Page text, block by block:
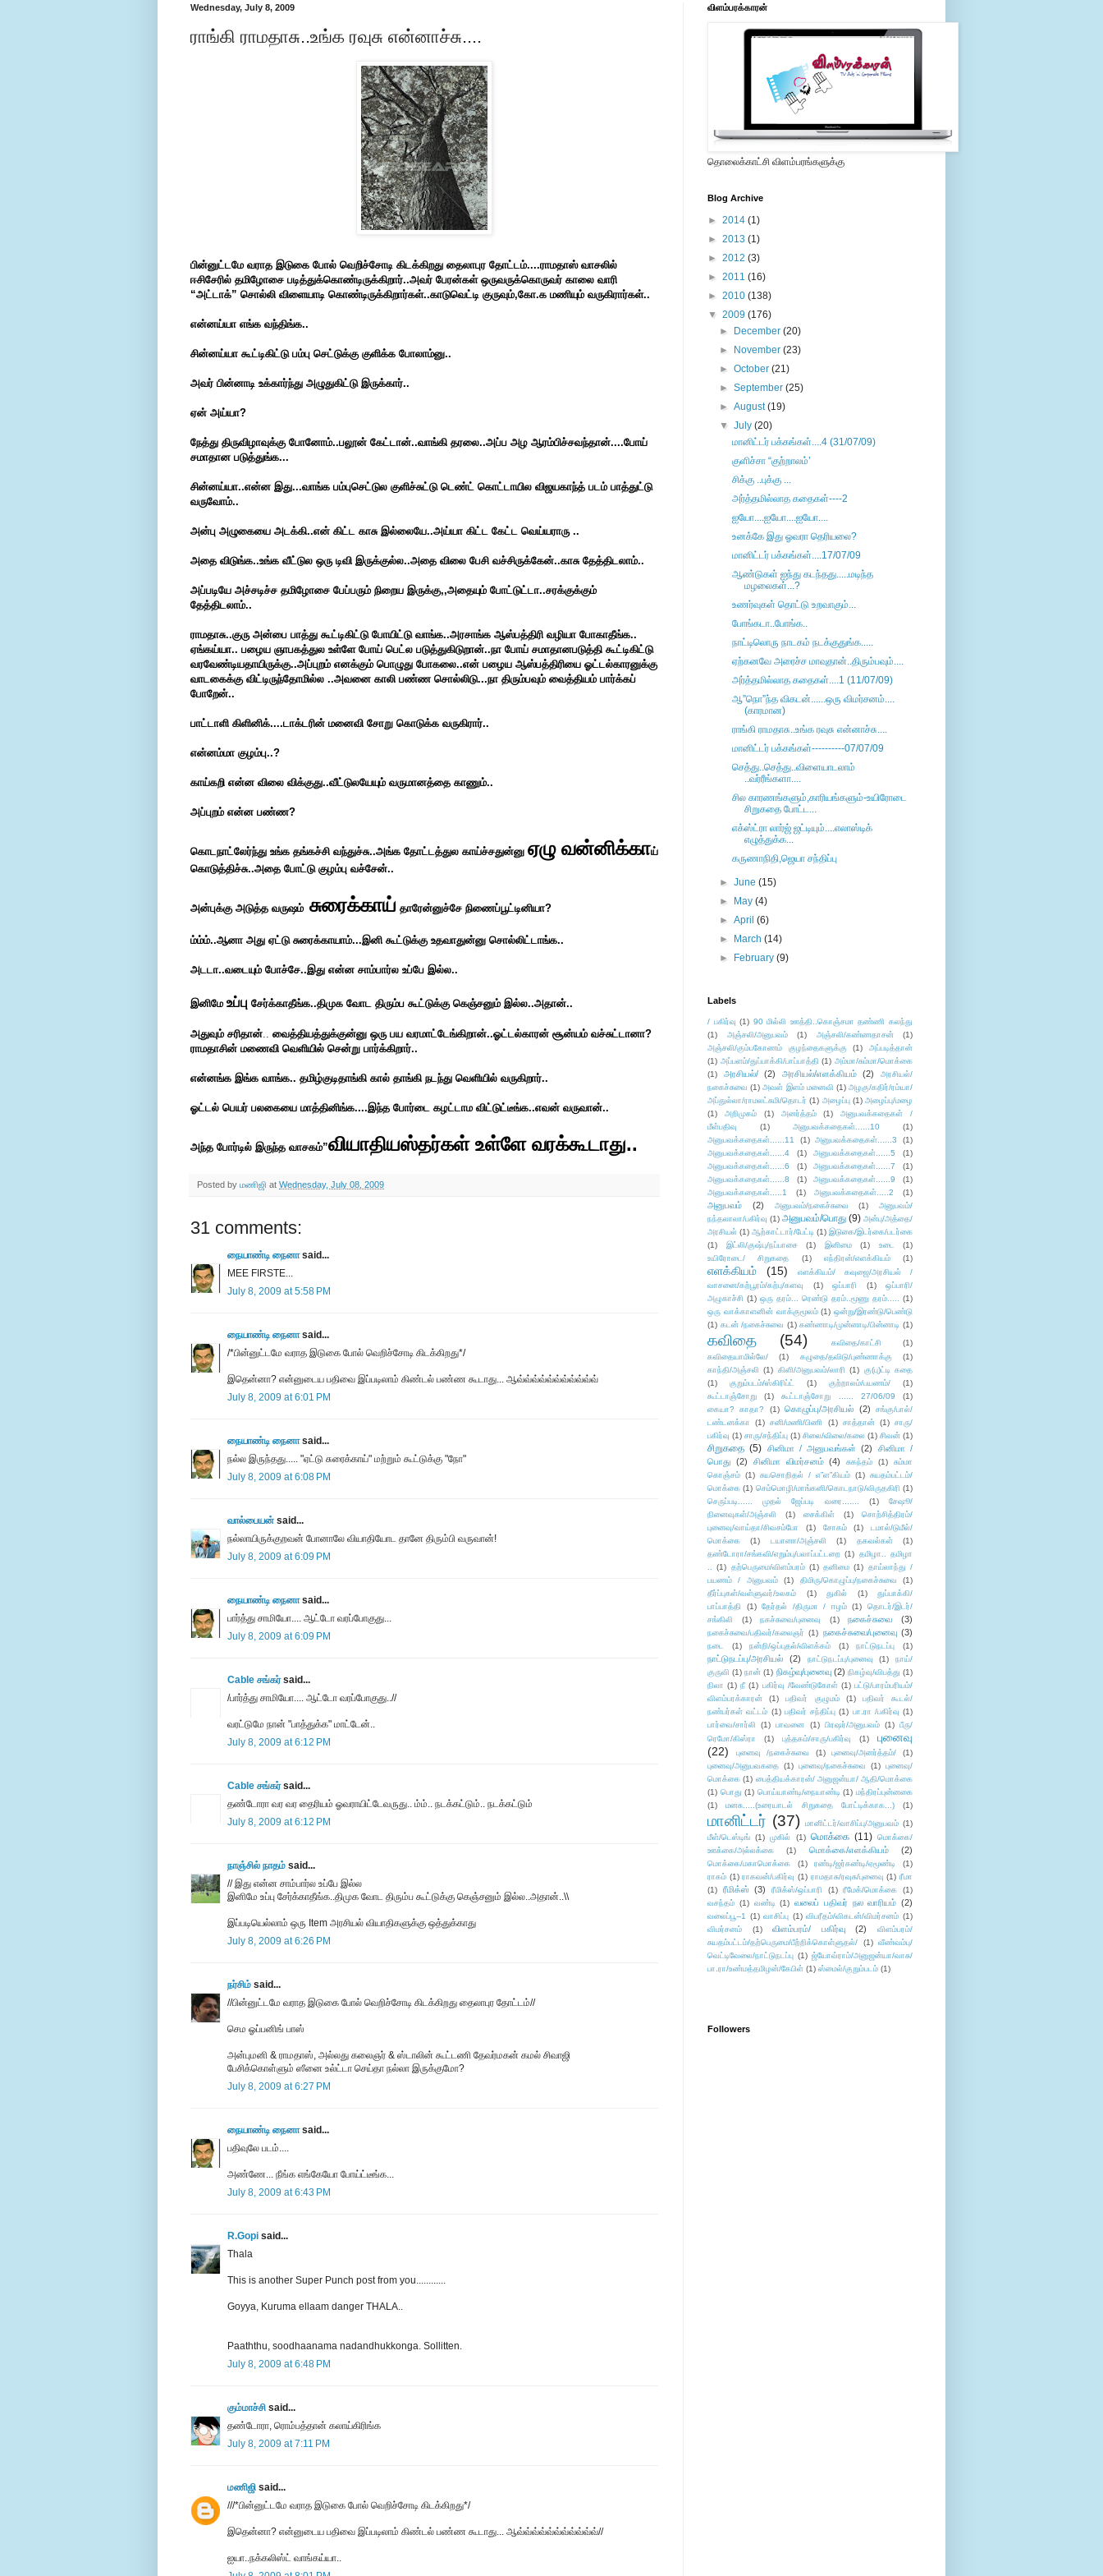
Wednesday, July 8, 2009
ராங்கி ராமதாசு..உங்க ரவுசு என்னாச்சு....
பின்னுட்டமே வராத இடுகை போல் வெறிச்சோடி கிடக்கிறது தைலாபுர தோட்டம்....ராமதாஸ் வாசலில்
ஈசிசேரில் தமிழோசை படித்துக்கொண்டிருக்கிறார்..அவர் பேரன்கள் ஒருவருக்கொருவர் காலை வாரி
“அட்டாக்” சொல்லி விளையாடி கொண்டிருக்கிறார்கள்..காடுவெட்டி குருவும்,கோ.க மணியும் வருகிரார்கள்..
என்னய்யா எங்க வந்திங்க..
சின்னய்யா கூட்டிகிட்டு பம்பு செட்டுக்கு குளிக்க போலாம்னு..
அவர் பின்னாடி உக்கார்ந்து அழுதுகிட்டு இருக்கார்..
ஏன் அய்யா?
நேத்து திருவிழாவுக்கு போனோம்..பலூன் கேட்டான்..வாங்கி தரலை..அப்ப அழ ஆரம்பிச்சவந்தான்....போய்
சமாதான படுத்துங்க...
சின்னய்யா..என்ன இது...வாங்க பம்புசெட்டுல குளிச்சுட்டு டெண்ட் கொட்டாயில விஜயகாந்த் படம் பாத்துட்டு
வருவோம்..
அன்பு அழுகையை அடக்கி..என் கிட்ட காசு இல்லையே..அய்யா கிட்ட கேட்ட வெய்யராரு ..
அதை விடுங்க..உங்க வீட்டுல ஒரு டிவி இருக்குல்ல..அதை விலை பேசி வச்சிருக்கேன்..காசு தேத்திடலாம்..
அப்படியே அச்சடிச்ச தமிழோசை பேப்பரும் நிறைய இருக்கு,,அதையும் போட்டுட்டா..சரக்குக்கும்
தேத்திடலாம்..
ராமதாசு..குரு அன்பை பாத்து கூட்டிகிட்டு போயிட்டு வாங்க..அரசாங்க ஆஸ்பத்திரி வழியா போகாதீங்க..
ஏங்கய்யா.. பழைய ஞாபகத்துல உள்ளே போய் பெட்ல படுத்துகிடுறான்..நா போய் சமாதானபடுத்தி கூட்டிகிட்டு
வரவேண்டியதாயிருக்கு..அப்புறம் எனக்கும் பொழுது போகலை..என் பழைய ஆஸ்பத்திரியை ஓட்டல்காரனுக்கு
வாடகைக்கு விட்டிருந்தோமில்ல ..அவனை காலி பண்ண சொல்லிடு...நா திரும்பவும் வைத்தியம் பார்க்கப்
போறேன்..
பாட்டாளி கிளினிக்....டாக்டரின் மனைவி சோறு கொடுக்க வருகிரார்..
என்னம்மா குழம்பு..?
காய்கறி என்ன விலை விக்குது..வீட்டுலயேயும் வருமானத்தை காணும்..
அப்புறம் என்ன பண்ண?
கொடநாட்லேர்ந்து உங்க தங்கச்சி வந்துச்சு..அங்க தோட்டத்துல காய்ச்சதுன்னு ஏழு வன்னிக்காய்
கொடுத்திச்சு..அதை போட்டு குழம்பு வச்சேன்..
அன்புக்கு அடுத்த வருஷம்சுரைக்காய் தாரேன்னுச்சே நிணைப்பூட்டினியா?
ம்ம்ம்..ஆனா அது ஏட்டு சுரைக்காயாம்...இனி கூட்டுக்கு உதவாதுன்னு சொல்லிட்டாங்க..
அடடா..வடையும் போச்சே..இது என்ன சாம்பார்ல உப்பே இல்ல..
இனிமே உப்பு சேர்க்காதீங்க..திமுக வோட திரும்ப கூட்டுக்கு கெஞ்சனும் இல்ல..அதான்..
அதுவும் சரிதான்.. வைத்தியத்துக்குன்னு ஒரு பய வரமாட்டேங்கிறான்..ஓட்டல்காரன் சூன்யம் வச்சுட்டானா?
ராமதாசின் மணைவி வெளியில் சென்று பார்க்கிறார்..
என்னங்க இங்க வாங்க.. தமிழ்குடிதாங்கி கால் தாங்கி நடந்து வெளியில் வருகிறார்..
ஓட்டல் பெயர் பலகையை மாத்தினிங்க....இந்த போர்டை கழட்டாம விட்டுட்டீங்க..எவன் வருவான்..
அந்த போர்டில் இருந்த வாசகம்”வியாதியஸ்தர்கள் உள்ளே வரக்கூடாது..
Posted by மணிஜி at Wednesday, July 08, 2009
31 comments:
நையாண்டி நைனாsaid...
MEE FIRSTE...
July 8, 2009 at 5:58 PM
நையாண்டி நைனாsaid...
/*பின்னுட்டமே வராத இடுகை போல் வெறிச்சோடி கிடக்கிறது*/
இதென்னா? என்னுடைய பதிவை இப்படிலாம் கிண்டல் பண்ண கூடாது... ஆவ்வ்வ்வ்வ்வ்வ்வ்வ்வ்வ்
July 8, 2009 at 6:01 PM
நையாண்டி நைனாsaid...
நல்ல இருந்தது..... "ஏட்டு சுரைக்காய்" மற்றும் கூட்டுக்கு "நோ"
July 8, 2009 at 6:08 PM
வால்பையன் said...
நல்லாயிருக்குறவன் போனாலே வியாதியோட தானே திரும்பி வருவான்!
July 8, 2009 at 6:09 PM
நையாண்டி நைனாsaid...
பார்த்து சாமியோ.... ஆட்டோ வரப்போகுது...
July 8, 2009 at 6:09 PM
Cable சங்கர்said...
/பார்த்து சாமியோ.... ஆட்டோ வரப்போகுது..//
வரட்டுமே நான் "பாத்துக்க" மாட்டேன்..
July 8, 2009 at 6:12 PM
Cable சங்கர்said...
தண்டோரா வர வர தைரியம் ஓவராயிட்டேவருது.. ம்ம்.. நடக்கட்டும்.. நடக்கட்டும்
July 8, 2009 at 6:12 PM
நாஞ்சில் நாதம் said...
// இது என்ன சாம்பார்ல உப்பே இல்ல
இனிமே உப்பு சேர்க்காதீங்க..திமுக வோட திரும்ப கூட்டுக்கு கெஞ்சனும் இல்ல..அதான்..\\
இப்படியெல்லாம் ஒரு Item அரசியல் வியாதிகளுக்கு ஒத்துக்காது
July 8, 2009 at 6:26 PM
நர்சிம் said...
//பின்னுட்டமே வராத இடுகை போல் வெறிச்சோடி கிடக்கிறது தைலாபுர தோட்டம்//
செம ஓப்பனிங் பாஸ்
அன்புமனி & ராமதாஸ், அல்லது கலைஞர் & ஸ்டாலின் கூட்டணி தேவர்மகன் கமல் சிவாஜி
பேசிக்கொள்ளும் ஸீனை உல்ட்டா செய்தா நல்லா இருக்குமோ?
July 8, 2009 at 6:27 PM
நையாண்டி நைனாsaid...
பதிவுலே படம்....
அண்ணே... நீங்க எங்கேயோ போய்ட்டீங்க...
July 8, 2009 at 6:43 PM
R.Gopi said...
Thala
This is another Super Punch post from you............
Goyya, Kuruma ellaam danger THALA..
Paaththu, soodhaanama nadandhukkonga. Sollitten.
July 8, 2009 at 6:48 PM
கும்மாச்சி said...
தண்டோரா, ரொம்பத்தான் கலாய்கிரிங்க
July 8, 2009 at 7:11 PM
மணிஜி said...
///*பின்னுட்டமே வராத இடுகை போல் வெறிச்சோடி கிடக்கிறது*/
இதென்னா? என்னுடைய பதிவை இப்படிலாம் கிண்டல் பண்ண கூடாது... ஆவ்வ்வ்வ்வ்வ்வ்வ்வ்வ்வ்//
ஐயா..நக்கலிஸ்ட் வாங்கய்யா..
விளம்பரக்காரன்
தொலைக்காட்சி விளம்பரங்களுக்கு
Blog Archive
► 2014 (1)
► 2013 (1)
► 2012 (3)
► 2011 (16)
► 2010 (138)
▼ 2009 (176)
►
December(20)
►
November(23)
►October(21)
►September(25)
►August(19)
▼July(20)
மானிட்டர் பக்கங்கள்....4 (31/07/09)
குளிச்சா “குற்றாலம்’
சிக்கு ..புக்கு ...
அர்த்தமில்லாத கதைகள்----2
ஐயோ....ஐயோ....ஐயோ....
உனக்கே இது ஓவரா தெரியலை?
மானிட்டர் பக்கங்கள்....17/07/09
ஆண்டுகள் ஐந்து கடந்தது.....மடிந்த
மழலைகள்...?
உணர்வுகள் தொட்டு உறவாகும்...
போங்கடா..போங்க..
நாட்டிலொரு நாடகம் நடக்குதுங்க.....
ஏற்கனவே அரைச்ச மாவுதான்..திரும்பவும்....
அர்த்தமில்லாத கதைகள்....1 (11/07/09)
ஆ”நொ”ந்த விகடன்......ஒரு விமர்சனம்....
(காரமான)
ராங்கி ராமதாசு..உங்க ரவுசு என்னாச்சு....
மானிட்டர் பக்கங்கள்----------07/07/09
செத்து..செத்து..விளையாடலாம்
..வர்ரீங்களா....
சில காரணங்களும்,காரியங்களும்-உயிரோடை
சிறுகதை போட்ட...
எக்ஸ்ட்ரா லார்ஜ் ஜட்டியும்....எலாஸ்டிக்
எழுத்துக்க...
கருணாநிதி,ஜெயா சந்திப்பு
►June(15)
►
May(4)
►April(6)
►
March(14)
►
February(9)
Labels
/ பகிர்வு (1) 90 மில்லி ஊத்தி..கொஞ்சமா தண்ணி கலந்து
(1)
அஞ்சலி/அனுபவம் (1) அஞ்சலி/கண்ணதாசன்
(1)
அஞ்சலி/கும்பகோணம் குழந்தைகளுக்கு
(1)
அப்படித்தான்
(1) அப்பளம்/துப்பாக்கி/பாப்பாத்தி (1) அம்மா/சும்மா/மொக்கை
(1)
அரசியல்/ (2) அரசியல்/எளக்கியம் (2)
அரசியல்/
நகைச்சுவை (1) அவள் இளம் மனைவி (1) அழகு/கதிர்/ரம்யா/
அப்துல்லா/ராமலட்சுமி/தொடர் (1) அழைப்பு (1) அழைப்பு/மழை
(1)
அறிமுகம் (1) அனர்த்தம் (1)
அனுபவக்கதைகள் /
மீள்பதிவு
(1) அனுபவக்கதைகள்......10
(1)
அனுபவக்கதைகள்......11
(1) அனுபவக்கதைகள்......3
(1)
அனுபவக்கதைகள்......4
(1) அனுபவக்கதைகள்......5
(1)
அனுபவக்கதைகள்......6
(1) அனுபவக்கதைகள்......7
(1)
அனுபவக்கதைகள்......8
(1) அனுபவக்கதைகள்......9
(1)
அனுபவக்கதைகள்.....1
(1) அனுபவக்கதைகள்.....2 (1)
அனுபவம் (2) அனுபவம்/நகைச்சுவை (1)
அனுபவம்/
நந்தலாலா/பகிர்வு (1) அனுபவம்/பொது (9) அன்பு/அத்தை/
அரசியல் (1) ஆற்காட்டார்/பேட்டி (1) இடுகை/இடர்கை/படர்கை
(1)
இட்லி/குஷ்பு/நப்பாசை (1) இனிமை (1) உடை
(1)
உயிரோடை/ சிறுகதை
(1) எந்திரன்/எளக்கியம் (1)
எளக்கியம் (15)
எளக்கியம்/ கவுஜை/அரசியல் /
வாசனை/கற்பூரம்/கற்பு/களவு
(1) ஒப்பாரி (1)
ஒப்பாரி/
அழுகாச்சி (1) ஒரு தரம்... ரெண்டு தரம்..மூணு தரம்..... (1)
ஒரு வாக்காளனின் வாக்குமூலம் (1) ஒன்று/இரண்டு/பெண்டு
(1) கடன் /நகைச்சுவை (1) கண்ணாடி/முன்னாடி/பின்னாடி (1)
கவிதை (54) கவிதை/காட்சி
(1)
கவிதையாமில்லே/
(1) கழுதை/தவிடு/புண்ணாக்கு
(1)
காந்தி/அஞ்சலி (1) கிளி/அனுபவம்/லாரி (1) கு(பு)ட்டி கதை
(1)
குறும்படம்/ஸ்கிரிப்ட் (1) குற்றாலம்/பயணம்/
(1)
கூட்டாஞ்சோறு
(1) கூட்டாஞ்சோறு ...... 27/06/09
(1)
கையா? காதா?
(1) கொழுப்பு/அரசியல் (2)
சங்கு/பால்/
டண்டனக்கா
(1) சனி/மணி/பிணி (1) சாத்தான் (1) சாரு/
பகிர்வு (1) சாரு/சந்திப்பு (1) சிலை/விலை/கலை (1) சிவன் (1)
சிறுகதை (5) சினிமா / அனுபவங்கள் (2)
சினிமா /
பொது (2) சினிமா விமர்சனம் (4) சுகந்தம் (1)
சும்மா
கொஞ்சம் (1) சுயசொறிதல் / எ”ள”கியம் (1) சுயதம்பட்டம்/
மொக்கை (1) செம்மொழி/மாங்கனி/கொடநாடு/விருதகிரி (1)
செருப்படி...... முதல் ஜேப்படி வரை.......
(1)
சேஷூ/
நினைவுகள்/அஞ்சலி
(1) சைக்கிள் (1)
சொற்சித்திரம்/
புனைவு/வாய்தா/சிவசம்போ
(1) சோகம் (1)
டமால்/டுமீல்/
மொக்கை
(1) டயானா/அஞ்சலி (1) தகவல்கள்
(1)
தண்டோரா/சங்கவி/எறும்பு/பலாப்பட்டறை (1) தமிழா.. தமிழா
.. (1) தற்பெருமை/விளம்பரம் (1) தனிமை (1) தாய்லாந்து /
பயணம் / அனுபவம்
(1) திமிரு/கொழுப்பு/நகைச்சுவை
(1)
தீர்ப்புகள்/வள்ளுவர்/உலகம்
(1) துகில் (1)
துப்பாக்கி/
பாப்பாத்தி
(1) தேர்தல் /திருமா / ஈழம் (1)
தொடர்/இடர்/
சங்கிலி
(1) நகச்சுவை/புனைவு (1) நகைச்சுவை (3)
நகைச்சுவை/பதிவர்/கலைஞர் (1) நகைச்சுவை/புனைவு (3)
நடை (1) நன்றி/ஒப்புதல்/விளக்கம் (1) நாட்டுநடப்பு (1)
நாட்டுநடப்பு/அரசியல் (2) நாட்டுநடப்பு/புனைவு (1)
நாய்/
குருவி (1) நான் (1) நிகழ்வு/புனைவு (2) நிகழ்வு/விபத்து (1)
நிலா (1) நீ (1) பகிர்வு /வேண்டுகோள் (1) பட்டு/பாரம்பரியம்/
விளம்பரக்காரன்
(1) பதிவர் குழுமம் (1)
பதிவர் கூடல்/
நண்பர்கள் வட்டம் (1) பதிவர் சந்திப்பு (1) பா.ரா /பகிர்வு (1)
பார்வை/சார்லி
(1) பாவனை (1) பிரஷர்/அனுபவம் (1) பீரு/
ரெமோ/கிஸ்ரா
(1) புத்தகம்/சாரு/பகிர்வு (1)
புனைவு
(22)
புனைவு /நகைச்சுவை (1) புனைவு/அனர்த்தம்/
(1)
புனைவு/அனுபவகதை (1) புனைவு/நகைச்சுவை (1) புனைவு/
மொக்கை (1) பைத்தியக்காரன்/ அனுஜன்யா/ ஆதி/மொக்கை
(1) பொது (1) பொய்யாண்டி/நையாண்டி (1) மந்திரப்புன்னகை
(1)
மனசு.....(உரையாடல் சிறுகதை போட்டிக்காக...) (1)
மானிட்டர் (37) மானிட்டர்/வாசிப்பு/அனுபவம் (1)
மீள்/டெஸ்டிங் (1) முகில் (1) மொக்கை (11) மொக்கை/
ஊக்கை/அல்லக்கை
(1) மொக்கை/எளக்கியம் (2)
மொக்கை/மகாமொக்கை (1) ரண்டி/ஜர்கண்டி/ஏமூண்டி
(1)
ராகம் (1) ராகவன்/பகிர்வு (1) ராமதாசு/ரவுசு/புனைவு (1) ரீமா
(1)
ரீமிக்ஸ் (3) ரீமிக்ஸ்/ஒப்பாரி (1) ரீமேக்/மொக்கை
(1)
வசந்தம் (1) வண்டி (1) வலைப் பதிவர் நல வாரியம் (2)
வலைப்பூ--1 (1) வாசிப்பு (1) விபரீதம்/விகடன்/விமர்சனம் (1)
விமர்சனம்
(1) விளம்பரம்/ பகிர்வு (2)
விளம்பரம்/
சுயதம்பட்டம்/தற்பெருமை/பீற்றிக்கொள்ளுதல்/
(1) வீண்வம்பு/
வெட்டிவேலை/நாட்டுநடப்பு (1) ஜ்யோவ்ராம்/அனுஜன்யா/வாசு/
பா.ரா/உண்மத்தமிழன்/கேபிள் (1) ஸ்மைல்/குறும்படம் (1)
Followers